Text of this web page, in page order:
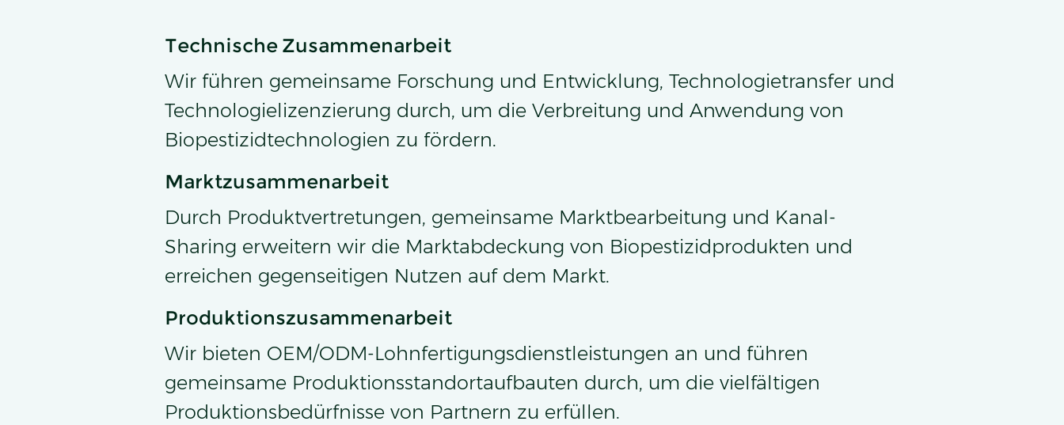
Technische Zusammenarbeit
Wir führen gemeinsame Forschung und Entwicklung, Technologietransfer und
Technologielizenzierung durch, um die Verbreitung und Anwendung von
Biopestizidtechnologien zu fördern.
Marktzusammenarbeit
Durch Produktvertretungen, gemeinsame Marktbearbeitung und Kanal-
Sharing erweitern wir die Marktabdeckung von Biopestizidprodukten und
erreichen gegenseitigen Nutzen auf dem Markt.
Produktionszusammenarbeit
Wir bieten OEM/ODM-Lohnfertigungsdienstleistungen an und führen
gemeinsame Produktionsstandortaufbauten durch, um die vielfältigen
Produktionsbedürfnisse von Partnern zu erfüllen.